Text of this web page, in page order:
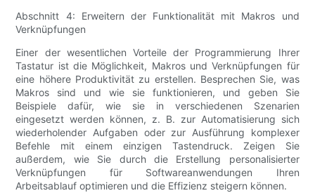
Abschnitt 4: Erweitern der Funktionalität mit Makros und
Verknüpfungen
Einer der wesentlichen Vorteile der Programmierung Ihrer
Tastatur ist die Möglichkeit, Makros und Verknüpfungen für
eine höhere Produktivität zu erstellen. Besprechen Sie, was
Makros sind und wie sie funktionieren, und geben Sie
Beispiele dafür, wie sie in verschiedenen Szenarien
eingesetzt werden können, z. B. zur Automatisierung sich
wiederholender Aufgaben oder zur Ausführung komplexer
Befehle mit einem einzigen Tastendruck. Zeigen Sie
außerdem, wie Sie durch die Erstellung personalisierter
Verknüpfungen für Softwareanwendungen Ihren
Arbeitsablauf optimieren und die Effizienz steigern können.